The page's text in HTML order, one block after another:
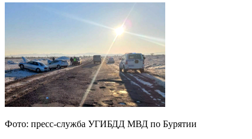
Фото: пресс-служба УГИБДД МВД по Бурятии